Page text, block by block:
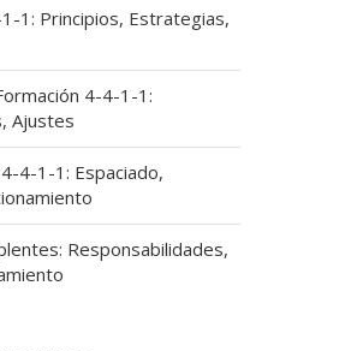
1: Principios, Estrategias,
4-4-1-1:
Ajustes
4-1-1: Espaciado,
Responsabilidades,